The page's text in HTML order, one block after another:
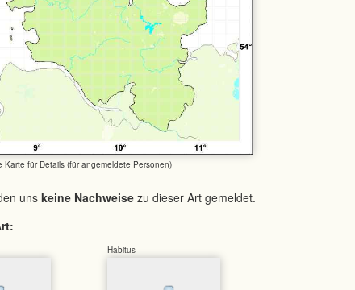
Karte für Details (für angemeldete Personen)
unskeine Nachweise zu dieser Art gemeldet.
Habitus